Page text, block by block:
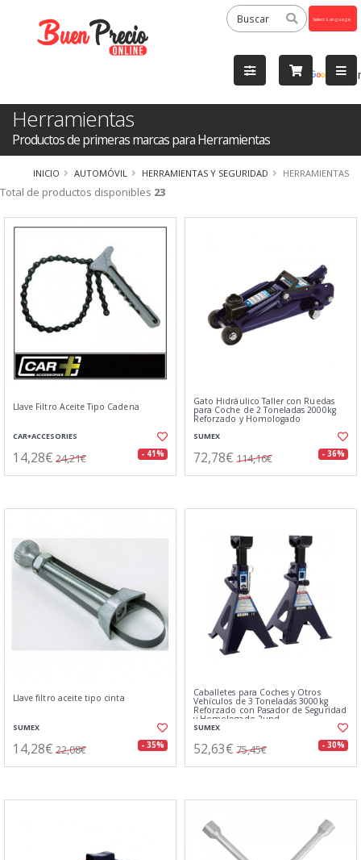
by
Herramientas
Productos de primeras marcas para Herramientas
INICIO AUTOMÓVIL HERRAMIENTAS Y SEGURIDAD HERRAMIENTAS
Total de productos disponibles 23
Llave Filtro Aceite Tipo Cadena
CAR+ACCESORIES
14,28€ 24,21€ - 41%
Gato Hidráulico Taller con Ruedas
para Coche de 2 Toneladas 2000kg
Reforzado y Homologado
SUMEX
72,78€ 114,16€ - 36%
Llave filtro aceite tipo cinta
SUMEX
14,28€ 22,08€ - 35%
Caballetes para Coches y Otros
Vehículos de 3 Toneladas 3000kg
Reforzado con Pasador de Seguridad
y Homologado 2und
SUMEX
52,63€ 75,45€ - 30%